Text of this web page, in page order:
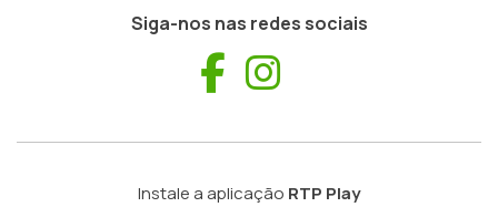
Siga-nos nas redes sociais
Facebook
Instale a aplicação RTP Play